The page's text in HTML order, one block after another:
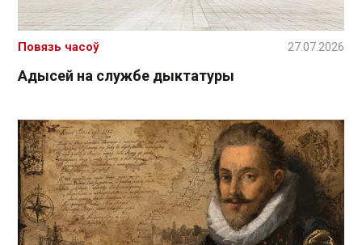
Адысей на службе дыктатуры
Повязь часоў 27.07.2026